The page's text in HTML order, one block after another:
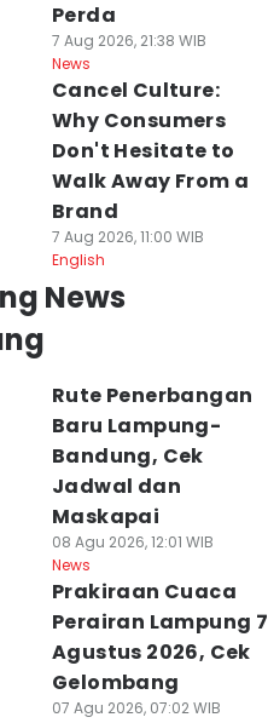
Perda
7 Aug 2026, 21:38 WIB
News
Cancel Culture:
Why Consumers
Don't Hesitate to
Walk Away From a
Brand
7 Aug 2026, 11:00 WIB
English
News
Rute Penerbangan
Baru Lampung-
Bandung, Cek
Jadwal dan
Maskapai
08 Agu 2026, 12:01 WIB
News
Prakiraan Cuaca
Perairan Lampung 7
Agustus 2026, Cek
Gelombang
07 Agu 2026, 07:02 WIB